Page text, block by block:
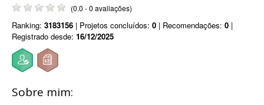
(0.0 - 0 avaliações)
Ranking: 3183156 | Projetos concluídos: 0 | Recomendações: 0 |
Registrado desde: 16/12/2025
Sobre mim: